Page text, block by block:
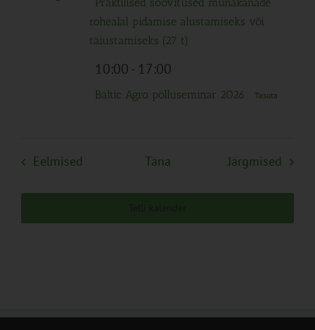
Praktilised soovitused munakanade
rohealal pidamise alustamiseks või
täiustamiseks (27 t)
10:00- 17:00
Baltic Agro põlluseminar 2026 Tasuta
Eelmised SündmusedTäna Järgmised